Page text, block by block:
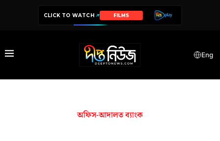
CLICK TO WATCH FILMS
Eng
অফিস-আদালত ব্যাংক